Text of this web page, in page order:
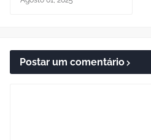
Postar um comentário